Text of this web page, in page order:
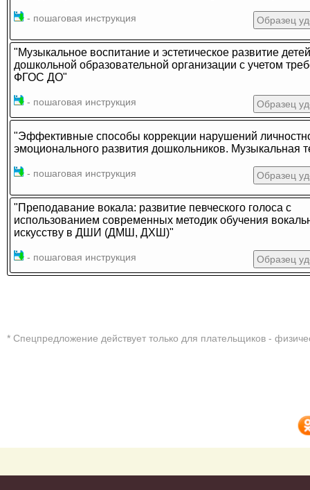
- пошаговая инструкция Образец
"Музыкальное воспитание и эстетическое развитие
дошкольной образовательной организации с учетом
ФГОС ДО"
- пошаговая инструкция Образец
"Эффективные способы коррекции нарушений
эмоционального развития дошкольников. Музыкальная
- пошаговая инструкция Образец
"Преподавание вокала: развитие певческого голоса с
использованием современных методик обучения
искусству в ДШИ (ДМШ, ДХШ)"
- пошаговая инструкция Образец
* Cпецпредложение действует только для плательщиков -